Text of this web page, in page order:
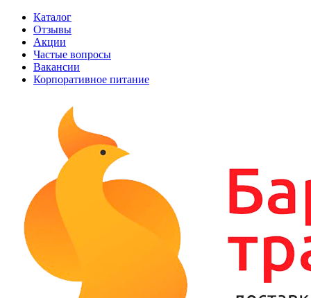
Каталог
Отзывы
Акции
Частые вопросы
Вакансии
Корпоративное питание